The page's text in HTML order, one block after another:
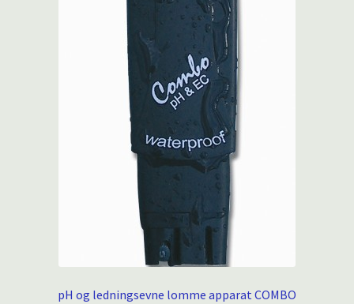
pH og ledningsevne lomme apparat COMBO